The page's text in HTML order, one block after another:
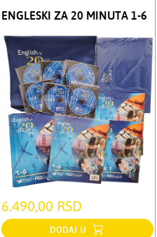
ENGLESKI ZA 20 MINUTA 1-6
6.490,00 RSD
DODAJ U